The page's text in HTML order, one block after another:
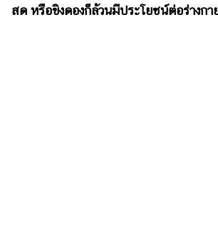
ผล
สด หรือขิงดองก็ล้วนมีประโยชน์ต่อร่างก